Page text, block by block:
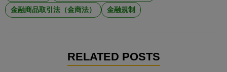
金融商品取引法（金商法）
金融規制
RELATED POSTS